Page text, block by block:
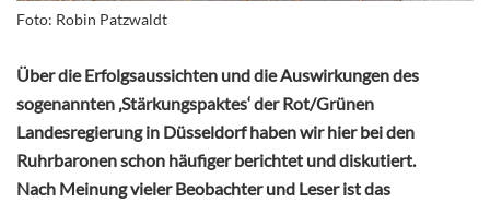
Foto: Robin Patzwaldt
Über die Erfolgsaussichten und die Auswirkungen des
sogenannten ‚Stärkungspaktes‘ der Rot/Grünen
Landesregierung in Düsseldorf haben wir hier bei den
Ruhrbaronen schon häufiger berichtet und diskutiert.
Nach Meinung vieler Beobachter und Leser ist das